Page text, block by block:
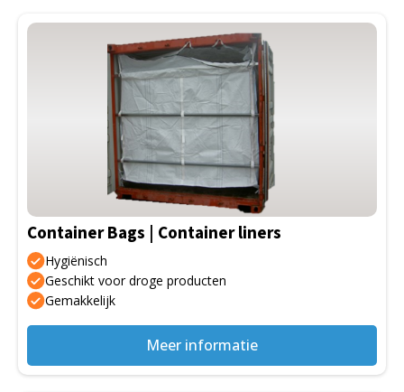
Container Bags | Container liners
Hygiënisch
Geschikt voor droge producten
Gemakkelijk
Meer informatie